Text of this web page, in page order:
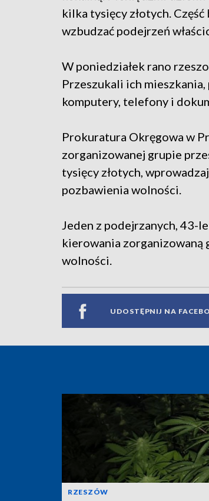
kilka tysięcy złotych.
wzbudzać podejrzeń
W poniedziałek rano
Przeszukali ich
komputery, telefony i
Prokuratura Okręgowa w
zorganizowanej grupie
tysięcy złotych,
pozbawienia wolności.
Jeden z podejrzanych, 43-
kierowania zorganizowaną
wolności.
UDOSTĘPNIJ NA
RZESZÓW